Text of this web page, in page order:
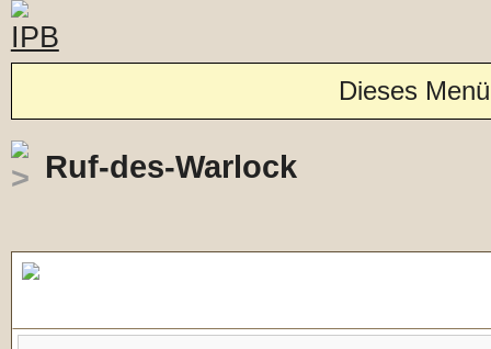
Dieses
Ruf-des-Warlock